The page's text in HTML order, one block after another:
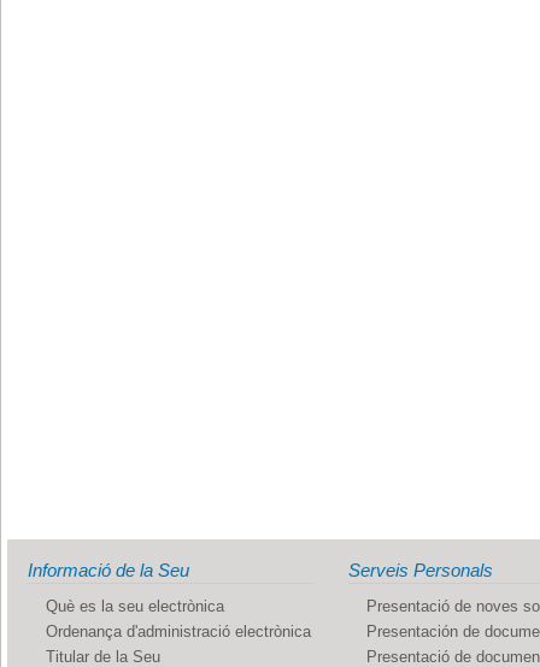
Informació de la Seu
Què es la seu electrònica
Ordenança d'administració electrònica
Titular de la Seu
Serveis Personals
Presentació de noves
Presentación de
Presentació de